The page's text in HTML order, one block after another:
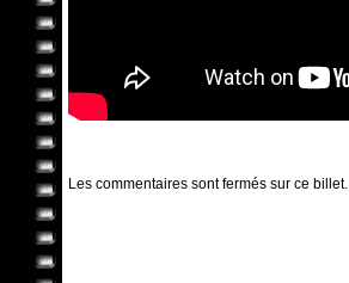
Les commentaires sont fermés sur ce billet.